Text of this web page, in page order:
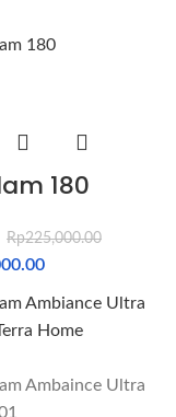
180
Rp225,000.00